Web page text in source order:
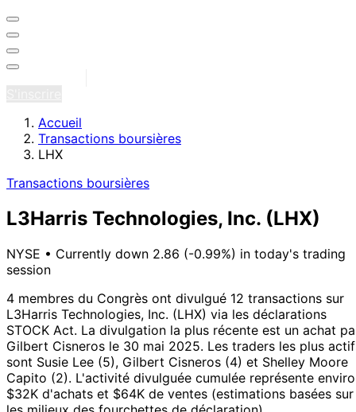
Accueil
Transactions boursières
LHX
Transactions boursières
L3Harris Technologies, Inc. (LHX)
NYSE • Currently down 2.86 (-0.99%) in today's trading
session
4 membres du Congrès ont divulgué 12 transactions sur
L3Harris Technologies, Inc. (LHX) via les déclarations
STOCK Act. La divulgation la plus récente est un achat
Gilbert Cisneros le 30 mai 2025. Les traders les plus
sont Susie Lee (5), Gilbert Cisneros (4) et Shelley Moore
Capito (2). L'activité divulguée cumulée représente
$32K d'achats et $64K de ventes (estimations basées sur